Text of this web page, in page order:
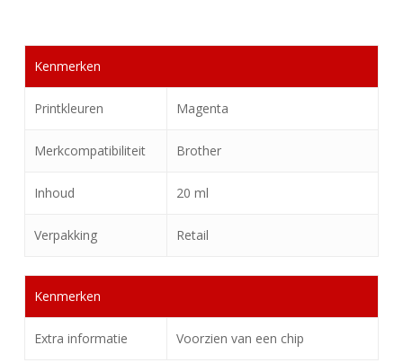
Kenmerken
Printkleuren Magenta
Merkcompatibiliteit Brother
Inhoud 20 ml
Verpakking Retail
Kenmerken
Extra informatie Voorzien van een chip